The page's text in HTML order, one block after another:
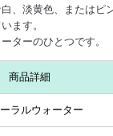
、淡黄色、またはピ
ます。
ターのひとつです。
商品詳細
ラルウォーター